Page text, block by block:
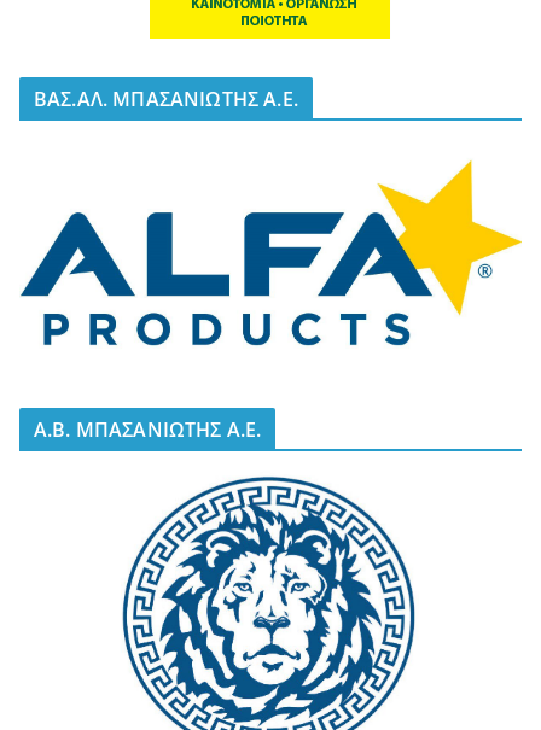
BΑΣ.ΑΛ. ΜΠΑΣΑΝΙΩΤΗΣ Α.Ε.
A.B. ΜΠΑΣΑΝΙΩΤΗΣ Α.Ε.